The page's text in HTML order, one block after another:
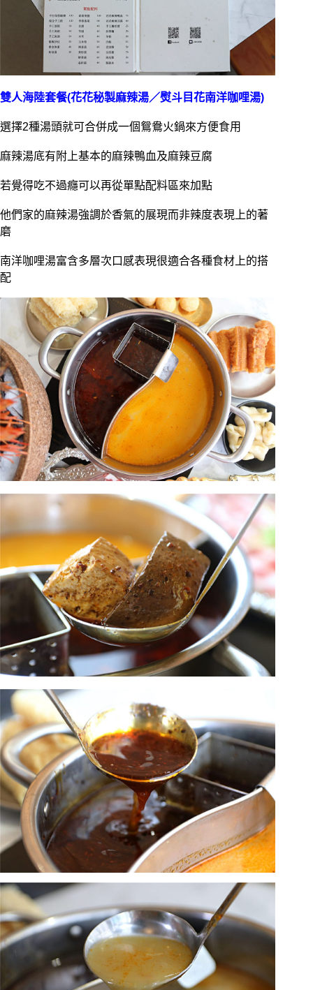
雙人海陸套餐(花花秘製麻辣湯／熨斗目花南洋咖哩湯)
選擇2種湯頭就可合併成一個鴛鴦火鍋來方便食用
麻辣湯底有附上基本的麻辣鴨血及麻辣豆腐
若覺得吃不過癮可以再從單點配料區來加點
他們家的麻辣湯強調於香氣的展現而非辣度表現上的著
磨
南洋咖哩湯富含多層次口感表現很適合各種食材上的搭
配